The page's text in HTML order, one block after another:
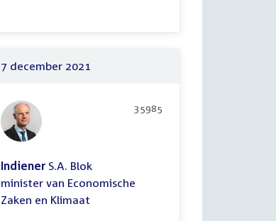
7 december 2021
35985
Indiener S.A. Blok
minister van Economische
Zaken en Klimaat